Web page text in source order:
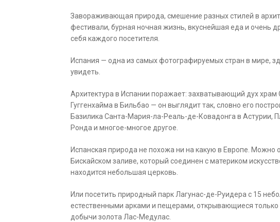
Завораживающая природа, смешение разных стилей в
фестивали, бурная ночная жизнь, вкуснейшая еда и очень
себя каждого посетителя.
Испания — одна из самых фотографируемых стран в мире,
увидеть.
Архитектура в Испании поражает: захватывающий дух
Гуггенхайма в Бильбао — он выглядит так, словно его
Базилика Санта-Мария-ла-Реаль-де-Ковадонга в Астурии,
Ронда и многое-многое другое.
Испанская природа не похожа ни на какую в Европе. Можно
Бискайском заливе, который соединен с материком
находится небольшая церковь.
Или посетить природный парк Лагунас-де-Руидера с 15
естественными арками и пещерами, открывающиеся только
добычи золота Лас-Медулас.